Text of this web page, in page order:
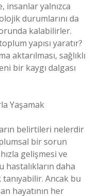
insanlar yalnızca
durumlarını da
kalabilirler.
yapısı yaratır?
aktarılması, sağlıklı
bir kaygı dalgası
Yaşamak
belirtileri nelerdir
bir sorun
gelişmesi ve
hastalıkların daha
Ancak bu
hayatının her